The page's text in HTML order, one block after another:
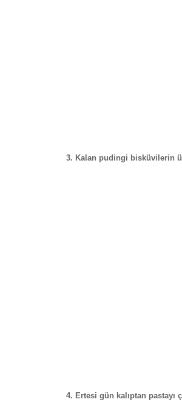
3. Kalan pudingi bisküvilerin
4. Ertesi gün kalıptan pastayı